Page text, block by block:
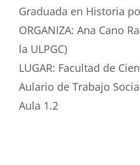
Graduada en Historia
ORGANIZA: Ana Cano
la ULPGC)
LUGAR: Facultad de
Aulario de Trabajo
Aula 1.2